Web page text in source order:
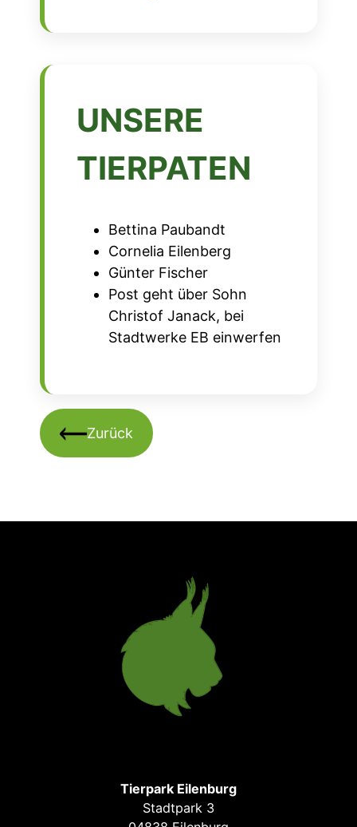
UNSERE
TIERPATEN
Bettina Paubandt
Cornelia Eilenberg
Günter Fischer
Post geht über Sohn
Christof Janack, bei
Stadtwerke EB einwerfen
Zurück
Tierpark Eilenburg
Stadtpark 3